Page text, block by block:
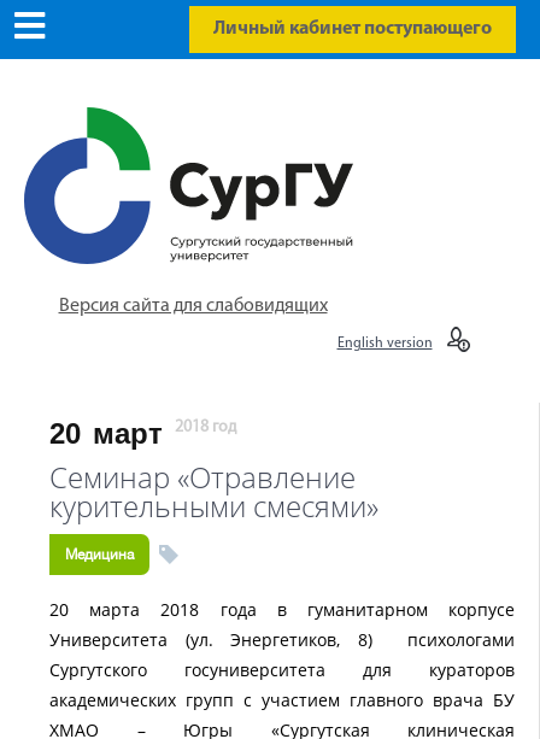
Личный кабинет поступающего
Версия сайта для слабовидящих
English version
20 март 2018 год
Семинар «Отравление
курительными смесями»
Медицина
20 марта 2018 года в гуманитарном корпусе
Университета (ул. Энергетиков, 8) психологами
Сургутского госуниверситета для кураторов
академических групп с участием главного врача БУ
ХМАО – Югры «Сургутская клиническая